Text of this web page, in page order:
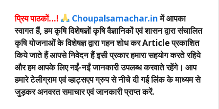
प्रिय पाठकों…! Choupalsamachar.inमें आपका
स्वागत हैं, हम कृषि विशेषज्ञों कृषि वैज्ञानिकों एवं शासन द्वारा संचालित
कृषि योजनाओं के विशेषज्ञ द्वारा गहन शोध कर Article प्रकाशित
किये जाते हैं आपसे निवेदन हैं इसी प्रकार हमारा सहयोग करते रहिये
और हम आपके लिए नईं-नईं जानकारी उपलब्ध करवाते रहेंगे। आप
हमारे टेलीग्राम एवं व्हाट्सएप ग्रुप से नीचे दी गई लिंक के माध्यम से
जुड़कर अनवरत समाचार एवं जानकारी प्राप्त करें.